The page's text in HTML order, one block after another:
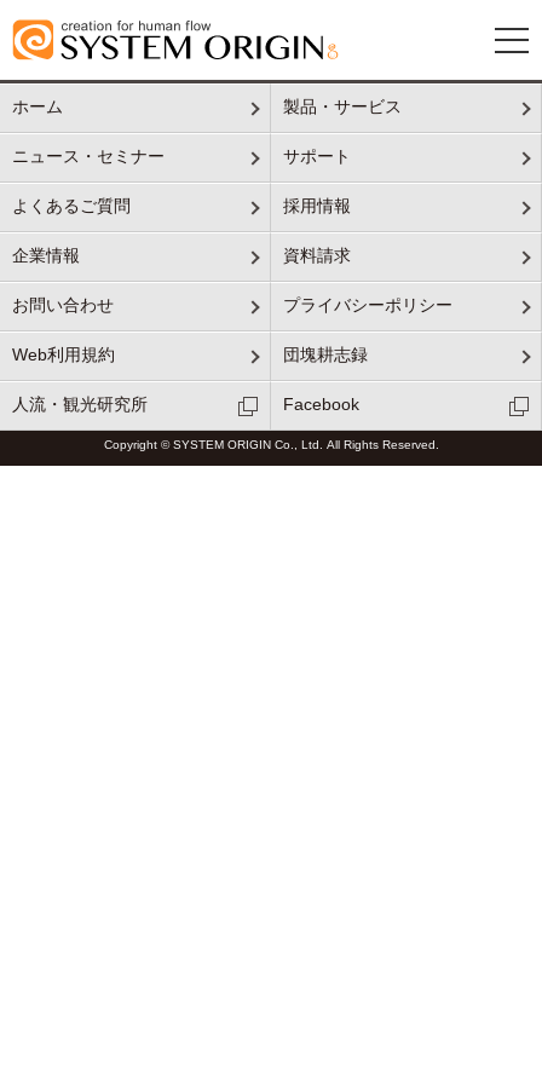
ホーム 製品・サービス
ニュース・セミナー サポート
よくあるご質問 採用情報
企業情報 資料請求
お問い合わせ プライバシーポリシー
Web利用規約 団塊耕志録
人流・観光研究所 Facebook
Copyright © SYSTEM ORIGIN Co., Ltd. All Rights Reserved.